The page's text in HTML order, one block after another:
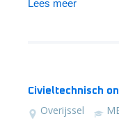
Lees meer
Civieltechnisch
Overijssel